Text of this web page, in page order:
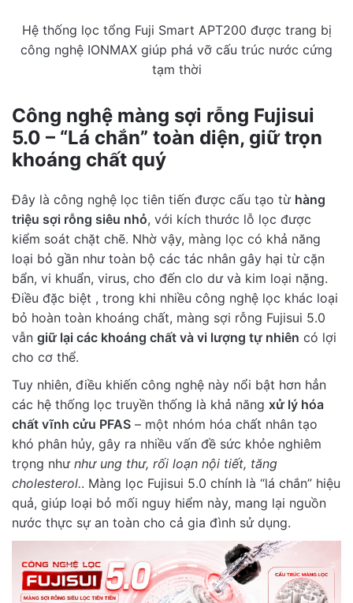
Hệ thống lọc tổng Fuji Smart APT200 được trang bị
công nghệ IONMAX giúp phá vỡ cấu trúc nước cứng
tạm thời
Công nghệ màng sợi rỗng Fujisui
5.0 – “Lá chắn” toàn diện, giữ trọn
khoáng chất quý
Đây là công nghệ lọc tiên tiến được cấu tạo từ hàng
triệu sợi rỗng siêu nhỏ, với kích thước lỗ lọc được
kiểm soát chặt chẽ. Nhờ vậy, màng lọc có khả năng
loại bỏ gần như toàn bộ các tác nhân gây hại từ cặn
bẩn, vi khuẩn, virus, cho đến clo dư và kim loại nặng.
Điều đặc biệt , trong khi nhiều công nghệ lọc khác loại
bỏ hoàn toàn khoáng chất, màng sợi rỗng Fujisui 5.0
vẫn giữ lại các khoáng chất và vi lượng tự nhiên có lợi
cho cơ thể.
Tuy nhiên, điều khiến công nghệ này nổi bật hơn hẳn
các hệ thống lọc truyền thống là khả năng xử lý hóa
chất vĩnh cửu PFAS – một nhóm hóa chất nhân tạo
khó phân hủy, gây ra nhiều vấn đề sức khỏe nghiêm
trọng như như ung thư, rối loạn nội tiết, tăng
cholesterol.. Màng lọc Fujisui 5.0 chính là “lá chắn” hiệu
quả, giúp loại bỏ mối nguy hiểm này, mang lại nguồn
nước thực sự an toàn cho cả gia đình sử dụng.